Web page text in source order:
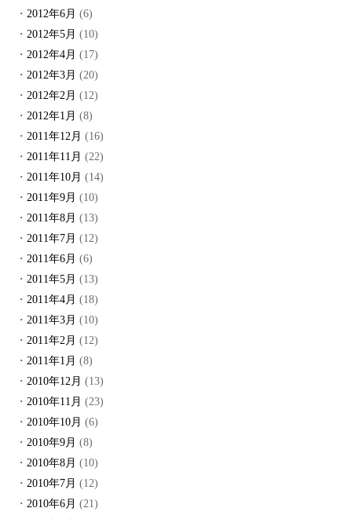
2012年6月 (6)
2012年5月 (10)
2012年4月 (17)
2012年3月 (20)
2012年2月 (12)
2012年1月 (8)
2011年12月 (16)
2011年11月 (22)
2011年10月 (14)
2011年9月 (10)
2011年8月 (13)
2011年7月 (12)
2011年6月 (6)
2011年5月 (13)
2011年4月 (18)
2011年3月 (10)
2011年2月 (12)
2011年1月 (8)
2010年12月 (13)
2010年11月 (23)
2010年10月 (6)
2010年9月 (8)
2010年8月 (10)
2010年7月 (12)
2010年6月 (21)